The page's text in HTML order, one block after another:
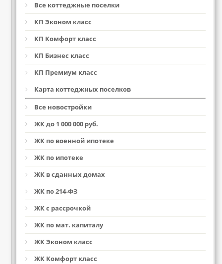
Все коттеджные поселки
КП Эконом класс
КП Комфорт класс
КП Бизнес класс
КП Премиум класс
Карта коттеджных поселков
Все новостройки
ЖК до 1 000 000 руб.
ЖК по военной ипотеке
ЖК по ипотеке
ЖК в сданных домах
ЖК по 214-ФЗ
ЖК с рассрочкой
ЖК по мат. капиталу
ЖК Эконом класс
ЖК Комфорт класс